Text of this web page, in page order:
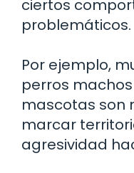
ciertos
problemáticos.
Por ejemplo,
perros
mascotas son
marcar
agresividad